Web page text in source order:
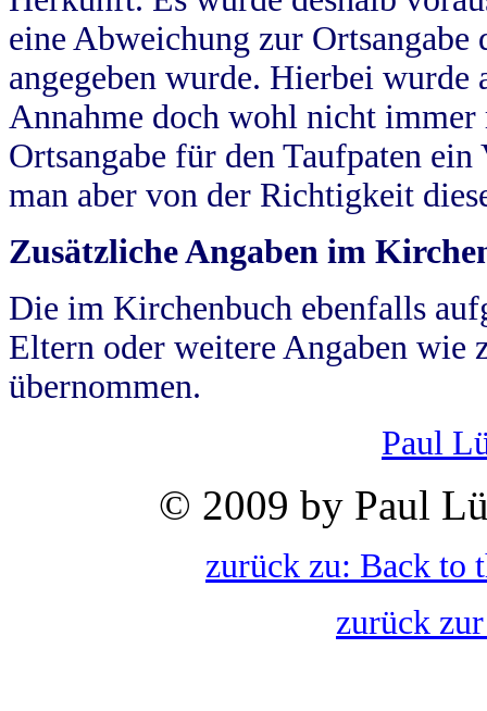
eine Abweichung zur
angegeben wurde. Hierbei wurde
Annahme doch wohl nicht
Ortsangabe für den Taufpaten
man aber von der Richtigkeit
Zusätzliche Angaben im
Die im Kirchenbuch ebenfalls
Eltern oder weitere Angaben wie
übernommen.
Paul
© 2009 by Paul
zurück zu: Back to
zurück